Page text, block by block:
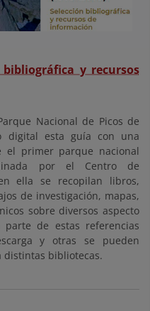
bibliográfica y recursos
Nacional de Picos de
digital esta guía con una
el primer parque nacional
por el Centro de
ella se recopilan libros,
de investigación, mapas,
sobre diversos aspecto
de estas referencias
y otras se pueden
distintas bibliotecas.